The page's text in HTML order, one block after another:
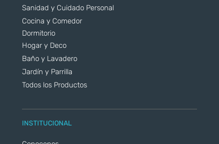
Sanidad y Cuidado Personal
Cocina y Comedor
Dormitorio
Hogar y Deco
Baño y Lavadero
Jardín y Parrilla
Todos los Productos
INSTITUCIONAL